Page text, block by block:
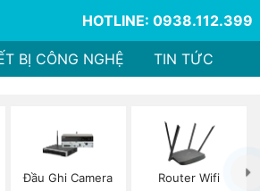
HOTLINE: 0938.112.399
BỊ CÔNG NGHỆ TIN TỨC
Đầu Ghi Camera
Router Wifi